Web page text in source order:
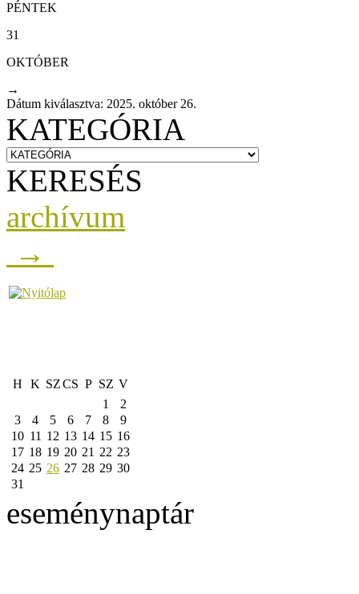
PÉNTEK
31
OKTÓBER
→
Dátum kiválasztva: 2025. október 26.
KATEGÓRIA
KERESÉS
archívum
→
H K SZCS P SZ V
1
2
3
4 5 6 7 8
9
10 11 12 13 14 15 16
17 18 19 20 21 22 23
24 25 26 27 28 29 30
31
eseménynaptár